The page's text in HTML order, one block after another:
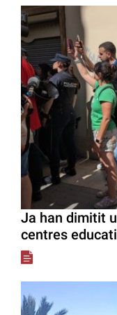
Ja han dimitit
centres